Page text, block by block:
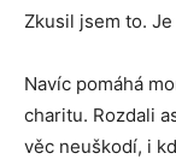
Zkusil jsem to.
Navíc pomáhá
charitu. Rozdali
věc neuškodí, i